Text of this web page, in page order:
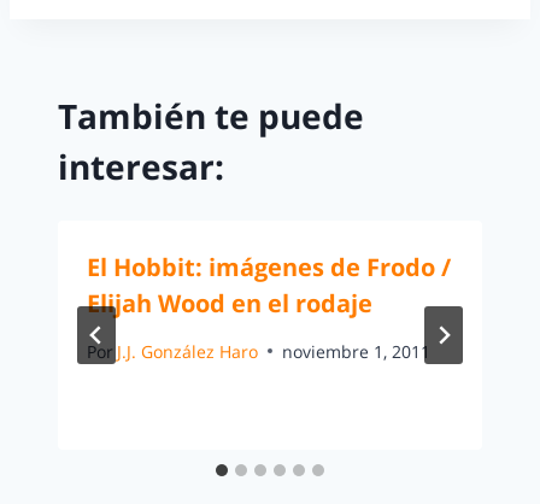
También te puede
interesar:
El Hobbit: imágenes de Frodo /
Elijah Wood en el rodaje
Por J.J. González Haro noviembre 1, 2011